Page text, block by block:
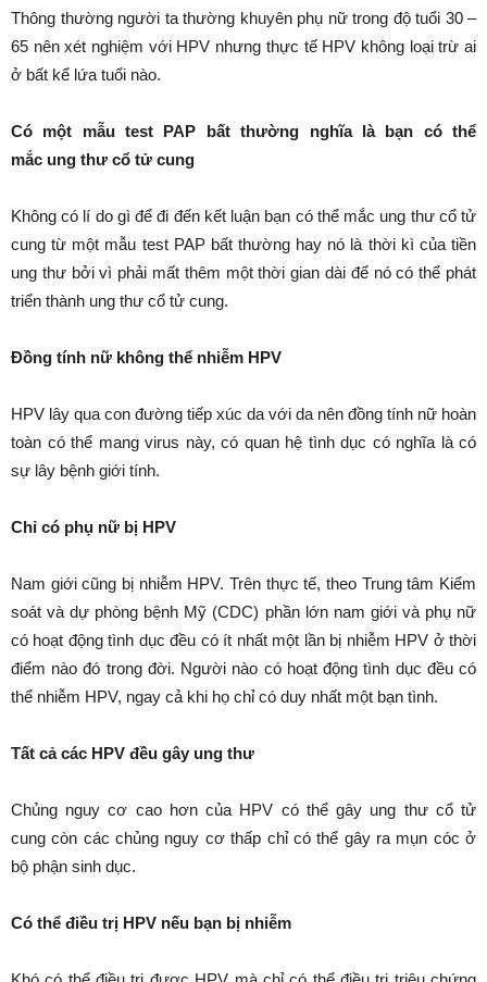
Thông thường người ta thường khuyên phụ nữ trong độ tuổi 30 –
65 nên xét nghiệm với HPV nhưng thực tế HPV không loại trừ ai
ở bất kể lứa tuổi nào.
Có một mẫu test PAP bất thường nghĩa là bạn có thể
mắc ung thư cổ tử cung
Không có lí do gì để đi đến kết luận bạn có thể mắc ung thư cổ tử
cung từ một mẫu test PAP bất thường hay nó là thời kì của tiền
ung thư bởi vì phải mất thêm một thời gian dài để nó có thể phát
triển thành ung thư cổ tử cung.
Đồng tính nữ không thể nhiễm HPV
HPV lây qua con đường tiếp xúc da với da nên đồng tính nữ hoàn
toàn có thể mang virus này, có quan hệ tình dục có nghĩa là có
sự lây bệnh giới tính.
Chỉ có phụ nữ bị HPV
Nam giới cũng bị nhiễm HPV. Trên thực tế, theo Trung tâm Kiểm
soát và dự phòng bệnh Mỹ (CDC) phần lớn nam giới và phụ nữ
có hoạt động tình dục đều có ít nhất một lần bị nhiễm HPV ở thời
điểm nào đó trong đời. Người nào có hoạt động tình dục đều có
thể nhiễm HPV, ngay cả khi họ chỉ có duy nhất một bạn tình.
Tất cả các HPV đều gây ung thư
Chủng nguy cơ cao hơn của HPV có thể gây ung thư cổ tử
cung còn các chủng nguy cơ thấp chỉ có thể gây ra mụn cóc ở
bộ phận sinh dục.
Có thể điều trị HPV nếu bạn bị nhiễm